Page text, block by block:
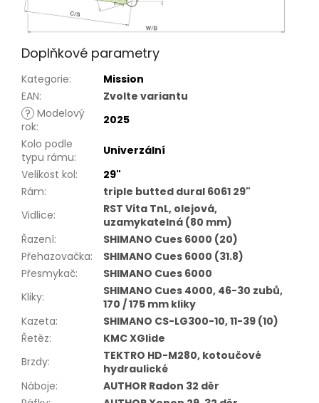
Doplňkové parametry
Kategorie:
Mission
EAN:
Zvolte variantu
? Modelový
rok:
2025
Kolo podle
typu rámu:
Univerzální
Velikost kol:
29"
Rám:
triple butted dural 6061 29"
Vidlice:
RST Vita TnL, olejová,
uzamykatelná (80 mm)
Řazení:
SHIMANO Cues 6000 (20)
Přehazovačka:
SHIMANO Cues 6000 (31.8)
Přesmykač:
SHIMANO Cues 6000
Kliky:
SHIMANO Cues 4000, 46-30 zubů,
170 / 175 mm kliky
Kazeta:
SHIMANO CS-LG300-10, 11-39 (10)
Řetěz:
KMC XGlide
Brzdy:
TEKTRO HD-M280, kotoučové
hydraulické
Náboje:
AUTHOR Radon 32 děr